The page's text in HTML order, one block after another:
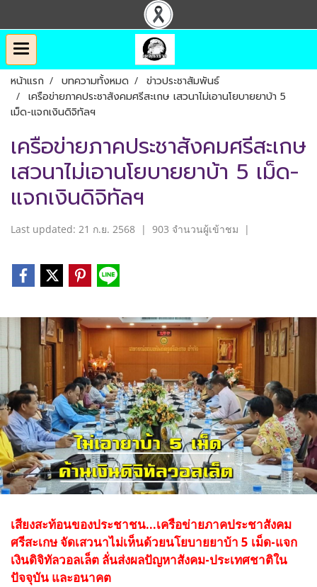
หน้าแรก บทความทั้งหมด
ข่าวประชาสัมพันธ์
เครือข่ายภาคประชาสังคมศรีสะเกษ เสวนาไม่เอานโยบายยาบ้า 5
เม็ด-แจกเงินดิจิทัลฯ
เครือข่ายภาคประชาสังคมศรีสะเกษ
เสวนาไม่เอานโยบายยาบ้า 5 เม็ด-
แจกเงินดิจิทัลฯ
Last updated: 21 ก.ย. 2568 | 903 จำนวนผู้เข้าชม |
เสียงสะท้อนของประชาชน...เครือข่ายภาคประชาสังคม
ศรีสะเกษ จัดเสวนาไม่เห็นด้วยนโยบายยาบ้า 5 เม็ด-แจก
เงินดิจิทัลวอลเล็ต ลั่นส่งผลปัญหาสังคม-ประเทศชาติใน
ปัจจุบัน และอนาคต